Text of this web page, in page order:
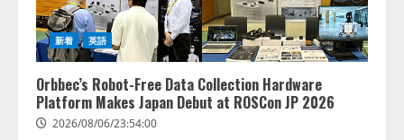
新着 英語
Orbbec’s Robot-Free Data Collection Hardware
Platform Makes Japan Debut at ROSCon JP 2026
2026/08/06/23:54:00